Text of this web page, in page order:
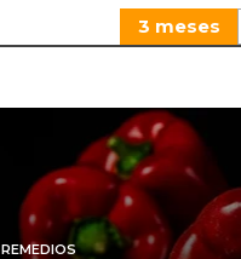
3 meses
REMEDIOS